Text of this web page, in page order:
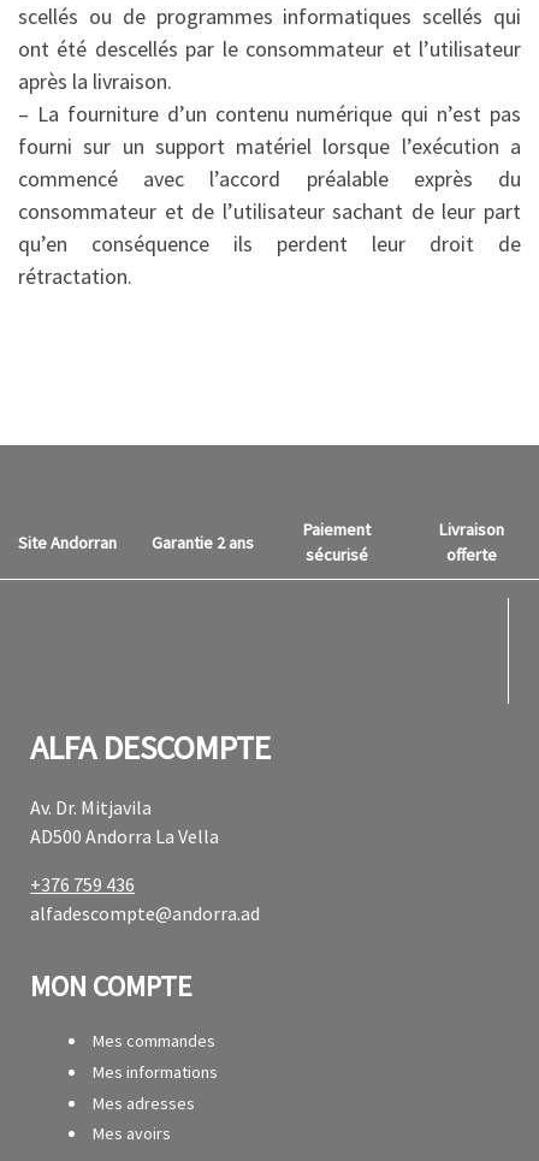
scellés ou de programmes informatiques scellés qui
ont été descellés par le consommateur et l’utilisateur
après la livraison.
– La fourniture d’un contenu numérique qui n’est pas
fourni sur un support matériel lorsque l’exécution a
commencé avec l’accord préalable exprès du
consommateur et de l’utilisateur sachant de leur part
qu’en conséquence ils perdent leur droit de
rétractation.
Site Andorran Garantie 2 ans
Paiement
sécurisé
Livraison
offerte
ALFA DESCOMPTE
Av. Dr. Mitjavila
AD500 Andorra La Vella
+376 759 436
alfadescompte@andorra.ad
MON COMPTE
Mes commandes
Mes informations
Mes adresses
Mes avoirs